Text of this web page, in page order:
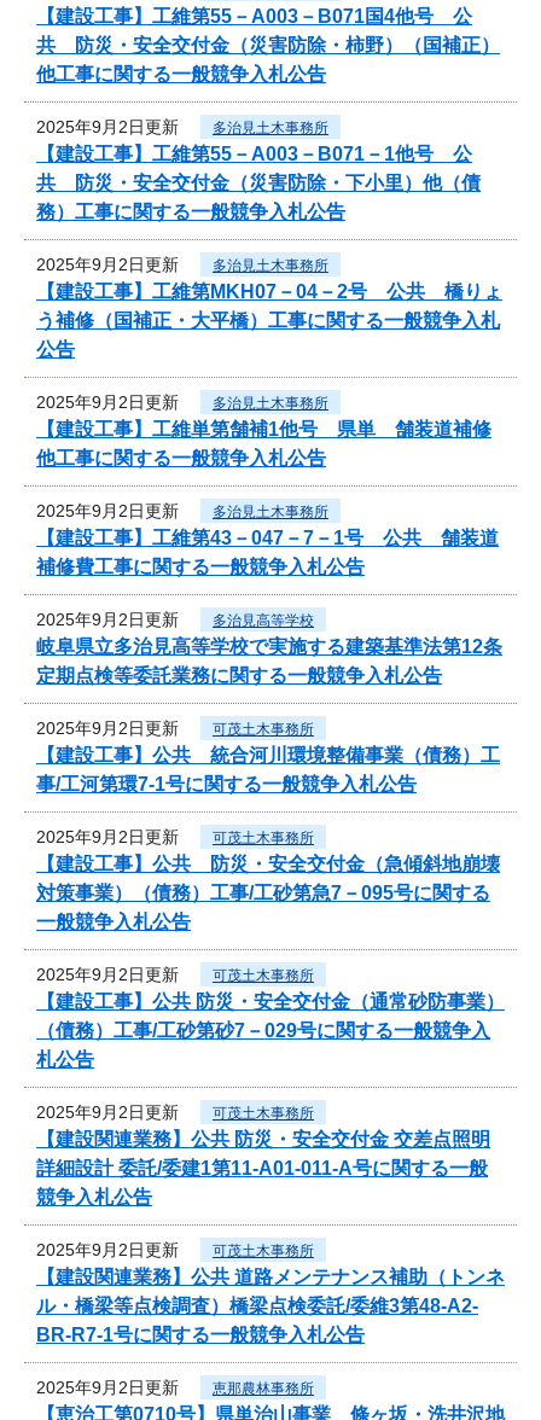
【建設工事】工維第55－A003－B071国4他号 公
共 防災・安全交付金（災害防除・柿野）（国補正）
他工事に関する一般競争入札公告
2025年9月2日更新 多治見土木事務所
【建設工事】工維第55－A003－B071－1他号 公
共 防災・安全交付金（災害防除・下小里）他（債
務）工事に関する一般競争入札公告
2025年9月2日更新 多治見土木事務所
【建設工事】工維第MKH07－04－2号 公共 橋りょ
う補修（国補正・大平橋）工事に関する一般競争入札
公告
2025年9月2日更新 多治見土木事務所
【建設工事】工維単第舗補1他号 県単 舗装道補修
他工事に関する一般競争入札公告
2025年9月2日更新 多治見土木事務所
【建設工事】工維第43－047－7－1号 公共 舗装道
補修費工事に関する一般競争入札公告
2025年9月2日更新 多治見高等学校
岐阜県立多治見高等学校で実施する建築基準法第12条
定期点検等委託業務に関する一般競争入札公告
2025年9月2日更新 可茂土木事務所
【建設工事】公共 統合河川環境整備事業（債務）工
事/工河第環7-1号に関する一般競争入札公告
2025年9月2日更新 可茂土木事務所
【建設工事】公共 防災・安全交付金（急傾斜地崩壊
対策事業）（債務）工事/工砂第急7－095号に関する
一般競争入札公告
2025年9月2日更新 可茂土木事務所
【建設工事】公共 防災・安全交付金（通常砂防事業）
（債務）工事/工砂第砂7－029号に関する一般競争入
札公告
2025年9月2日更新 可茂土木事務所
【建設関連業務】公共 防災・安全交付金 交差点照明
詳細設計 委託/委建1第11-A01-011-A号に関する一般
競争入札公告
2025年9月2日更新 可茂土木事務所
【建設関連業務】公共 道路メンテナンス補助（トンネ
ル・橋梁等点検調査）橋梁点検委託/委維3第48-A2-
BR-R7-1号に関する一般競争入札公告
2025年9月2日更新 恵那農林事務所
【恵治工第0710号】県単治山事業 條ヶ坂・洗井沢地